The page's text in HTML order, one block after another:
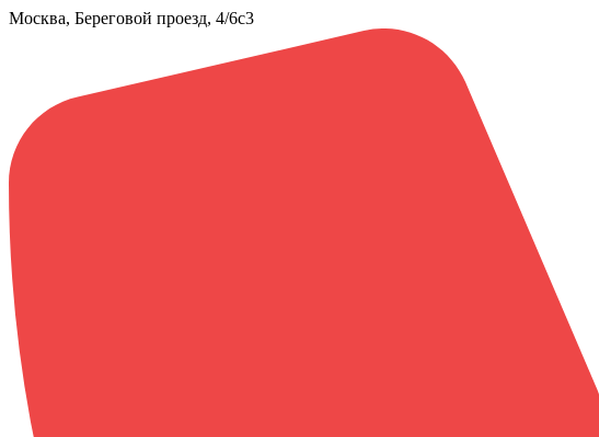
Москва, Береговой проезд, 4/6с3